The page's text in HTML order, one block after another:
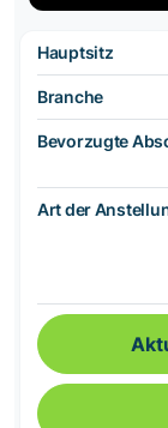
Hauptsitz
Branche
Bevorzugte
Art der